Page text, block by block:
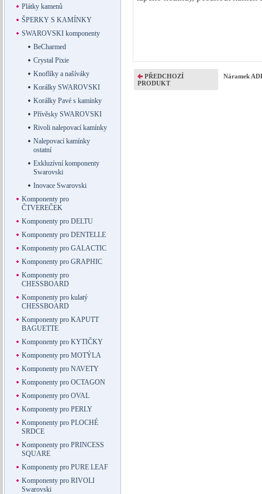
Plátky kamenů
ŠPERKY S KAMÍNKY
SWAROVSKI komponenty
BeCharmed
Crystal Pixie
Knoflíky a našíváky
Korálky SWAROVSKI
Korálky Pavé s kamínky
Přívěsky SWAROVSKI
Rivoli nalepovací kamínky
Nalepovací kamínky
ostatní
Exkluzívní komponenty
Swarovski
Inovace Swarovski
Komponenty pro
ČTVEREČEK
Komponenty pro DELTU
Komponenty pro DENTELLE
Komponenty pro GALACTIC
Komponenty pro GRAPHIC
Komponenty pro
CHESSBOARD
Komponenty pro kulatý
CHESSBOARD
Komponenty pro KAPUTT
BAGUETTE
Komponenty pro KYTIČKY
Komponenty pro MOTÝLA
Komponenty pro NAVETY
Komponenty pro OCTAGON
Komponenty pro OVAL
Komponenty pro PERLY
Komponenty pro PLOCHÉ
SRDCE
Komponenty pro PRINCESS
SQUARE
Komponenty pro PURE LEAF
Komponenty pro RIVOLI
Swarovski
PŘEDCHOZÍ
PRODUKT
Náramek